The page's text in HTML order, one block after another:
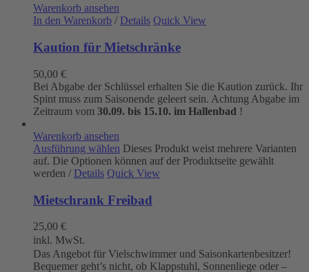
Warenkorb ansehen
In den Warenkorb / Details Quick View
Kaution für Mietschränke
50,00 €
Bei Abgabe der Schlüssel erhalten Sie die Kaution zurück. Ihr
Spint muss zum Saisonende geleert sein. Achtung Abgabe im
Zeitraum vom 30.09. bis 15.10. im Hallenbad !
Warenkorb ansehen
Ausführung wählen Dieses Produkt weist mehrere Varianten
auf. Die Optionen können auf der Produktseite gewählt
werden / Details Quick View
Mietschrank Freibad
25,00 €
inkl. MwSt.
Das Angebot für Vielschwimmer und Saisonkartenbesitzer!
Bequemer geht’s nicht, ob Klappstuhl, Sonnenliege oder –